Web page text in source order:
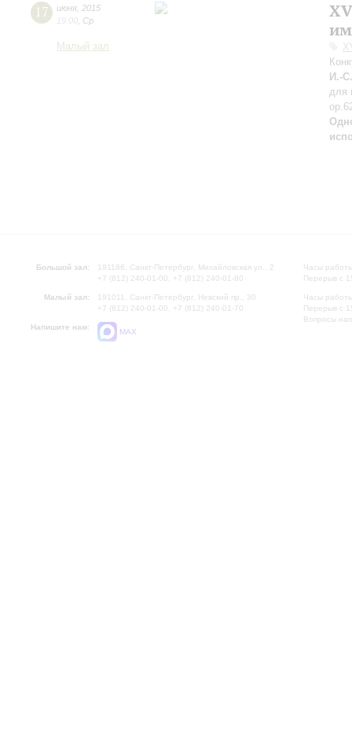
17 июня 2015
19:00 Ср
Малый зал
И.-
для
Большой зал:
191186, Санкт-Петербург, Михайловская ул., 2
+7 (812) 240-01-00, +7 (812) 240-01-80
Малый зал:
191011, Санкт-Петербург, Невский пр., 30
+7 (812) 240-01-00, +7 (812) 240-01-70
Напишите нам:
MAX
Часы
Перерыв с
Часы
Перерыв с
Вопросы